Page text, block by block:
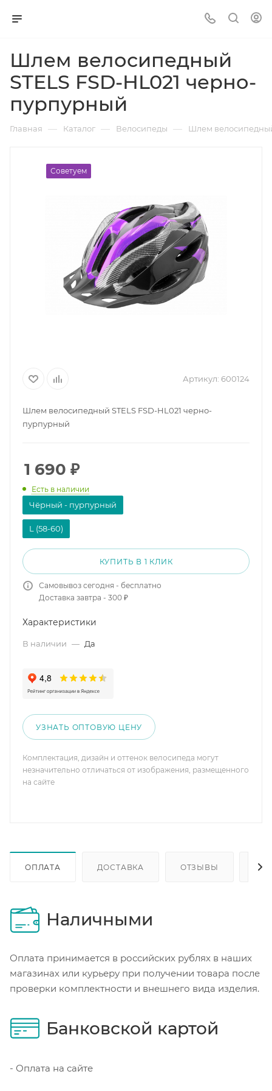
Шлем велосипедный
STELS FSD-HL021 черно-
пурпурный
Главная — Каталог — Велосипеды — Шлем
Советуем
Артикул: 600124
Шлем велосипедный STELS FSD-HL021 черно-
пурпурный
1 690 ₽
Есть в наличии
Чёрный - пурпурный
L (58-60)
КУПИТЬ В 1 КЛИК
Самовывоз сегодня - бесплатно
Доставка завтра - 300 ₽
Характеристики
В наличии — Да
УЗНАТЬ ОПТОВУЮ ЦЕНУ
Комплектация, дизайн и оттенок велосипеда могут
незначительно отличаться от изображения, размещенного
на сайте
ОПЛАТА ДОСТАВКА ОТЗЫВЫ
Наличными
Оплата принимается в российских рублях в наших
магазинах или курьеру при получении товара после
проверки комплектности и внешнего вида изделия.
Банковской картой
- Оплата на сайте